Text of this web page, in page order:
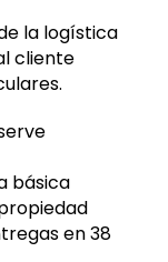
la logística
cliente
básica
en 38